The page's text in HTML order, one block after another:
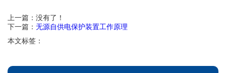
上一篇： 没有了！
下一篇： 无源自供电保护装置工作原理
本文标签：